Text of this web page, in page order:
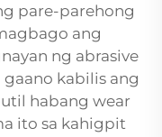
pare-parehong
ang
ng abrasive
kabilis ang
habang wear
ito sa kahigpit